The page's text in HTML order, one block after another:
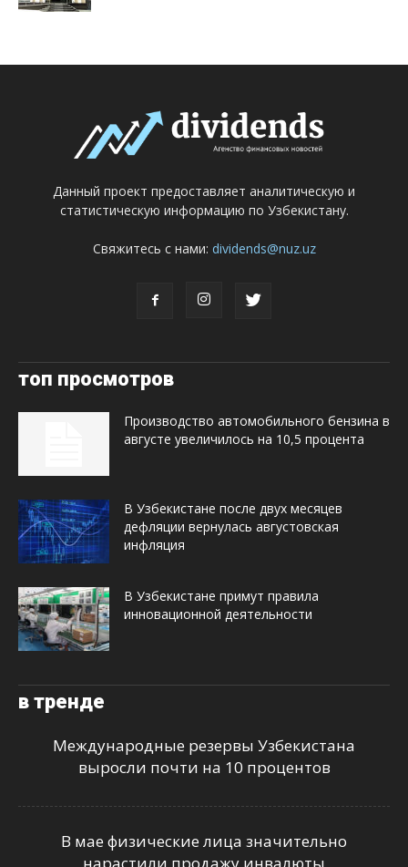
Данный проект предоставляет аналитическую и
статистическую информацию по Узбекистану.
Свяжитесь с нами: dividends@nuz.uz
топ просмотров
Производство автомобильного бензина в
августе увеличилось на 10,5 процента
В Узбекистане после двух месяцев
дефляции вернулась августовская
инфляция
В Узбекистане примут правила
инновационной деятельности
в тренде
Международные резервы Узбекистана
выросли почти на 10 процентов
В мае физические лица значительно